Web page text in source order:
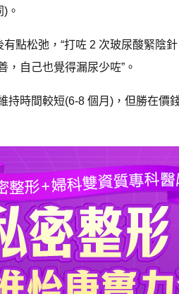
。
松弛，“打咗 2 次玻尿酸緊陰針
，自己也覺得漏尿少咗”。
時間較短(6-8 個月)，但勝在價